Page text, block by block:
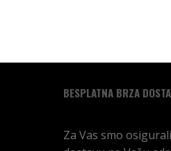
BESPLATNA BRZA
Za Vas smo